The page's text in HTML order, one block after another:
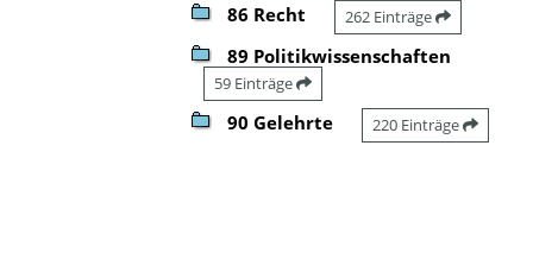
86 Recht 262 Einträge
89 Politikwissenschaften
59 Einträge
90 Gelehrte 220 Einträge